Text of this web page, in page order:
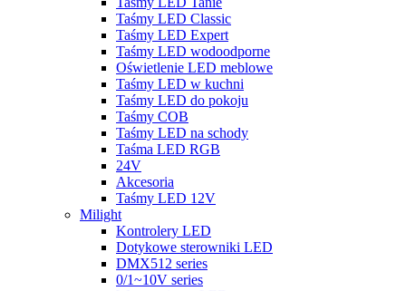
Taśmy LED Classic
Taśmy LED Expert
Taśmy LED wodoodporne
Oświetlenie LED meblowe
Taśmy LED w kuchni
Taśmy LED do pokoju
Taśmy COB
Taśmy LED na schody
Taśma LED RGB
24V
Akcesoria
Taśmy LED 12V
Milight
Kontrolery LED
Dotykowe sterowniki LED
DMX512 series
0/1~10V series